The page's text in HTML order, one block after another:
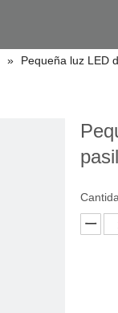
» Pequeña luz LED